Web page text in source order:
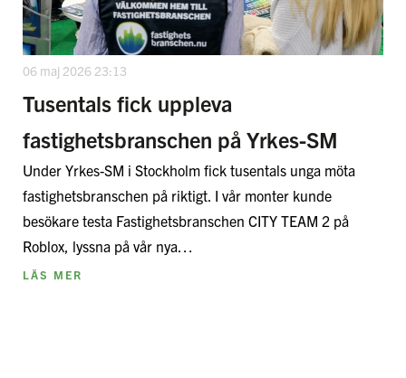
06 maj 2026 23:13
Tusentals fick uppleva
fastighetsbranschen på Yrkes-SM
Under Yrkes-SM i Stockholm fick tusentals unga möta
fastighetsbranschen på riktigt. I vår monter kunde
besökare testa Fastighetsbranschen CITY TEAM 2 på
Roblox, lyssna på vår nya…
LÄS MER